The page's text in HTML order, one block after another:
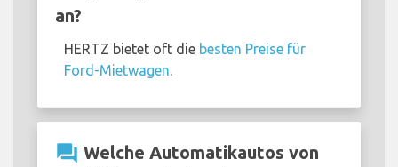
an?
HERTZ bietet oft die besten Preise für
Ford-Mietwagen
question_answer Welche Automatikautos von